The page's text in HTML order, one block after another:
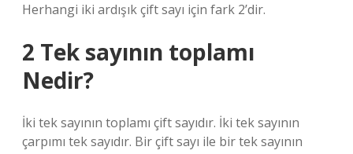
Herhangi iki ardışık çift sayı için fark 2’dir.
2 Tek sayının toplamı
Nedir?
İki tek sayının toplamı çift sayıdır. İki tek sayının
çarpımı tek sayıdır. Bir çift sayı ile bir tek sayının